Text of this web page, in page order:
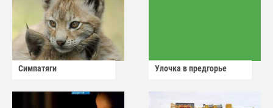
Симпатяги Улочка в предгорье